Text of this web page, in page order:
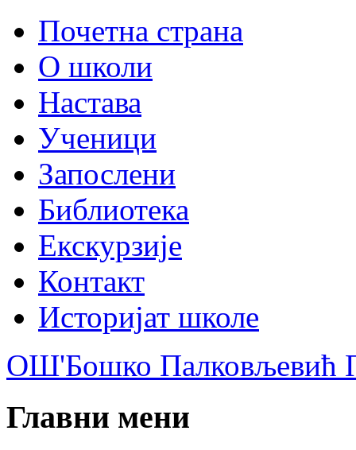
Почетна страна
О школи
Настава
Ученици
Запослени
Библиотека
Екскурзије
Контакт
Историјат школе
ОШ'Бошко Палковљевић
Главни мени